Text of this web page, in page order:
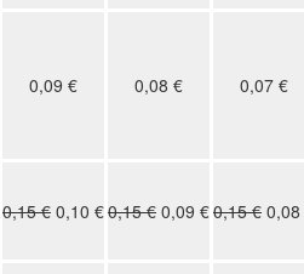
0,09 € 0,08 € 0,07 €
0,15 € 0,10 €0,15 € 0,09 €0,15 €